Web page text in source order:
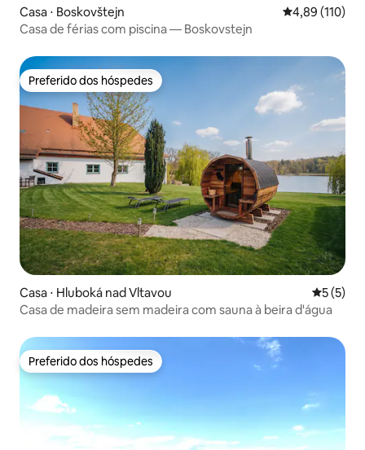
Casa ⋅ Boskovštejn 4,89 de uma
4,89 (110)
Casa de férias com piscina — Boskovstejn
Preferido dos hóspedes
Preferido dos hóspedes
Casa ⋅ Hluboká nad Vltavou 5 de
5 (5)
Casa de madeira sem madeira com sauna à beira d'água
Preferido dos hóspedes
Preferido dos hóspedes